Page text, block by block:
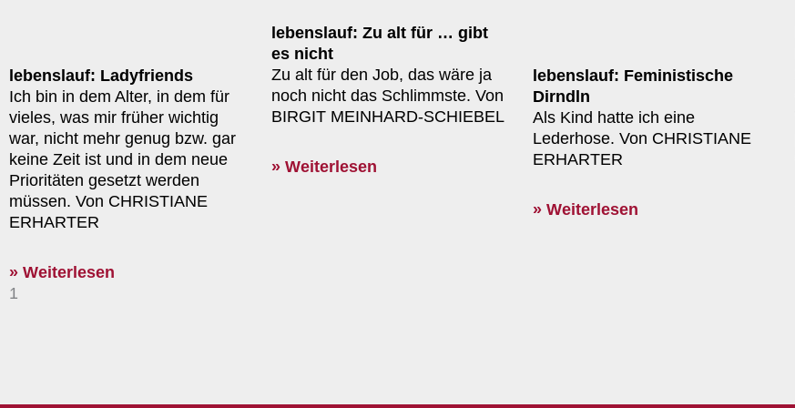
lebenslauf: Ladyfriends
Ich bin in dem Alter, in dem für
vieles, was mir früher wichtig
war, nicht mehr genug bzw. gar
keine Zeit ist und in dem neue
Prioritäten gesetzt werden
müssen. Von CHRISTIANE
ERHARTER
» Weiterlesen
lebenslauf: Zu alt für … gibt
es nicht
Zu alt für den Job, das wäre ja
noch nicht das Schlimmste. Von
BIRGIT MEINHARD-SCHIEBEL
» Weiterlesen
lebenslauf: Feministische
Dirndln
Als Kind hatte ich eine
Lederhose. Von CHRISTIANE
ERHARTER
» Weiterlesen